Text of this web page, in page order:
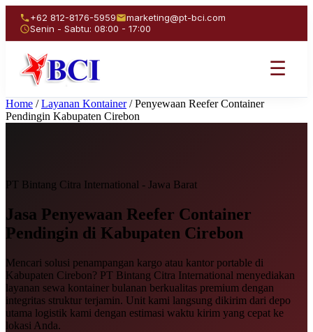
+62 812-8176-5959
marketing@pt-bci.com
Senin - Sabtu: 08:00 - 17:00
☰
Home / Layanan Kontainer / Penyewaan Reefer Container
Pendingin Kabupaten Cirebon
PT Bintang Citra International - Jawa Barat
Jasa Penyewaan Reefer Container
Pendingin di Kabupaten Cirebon
Mencari solusi penampangan kargo atau kantor portable di
Kabupaten Cirebon? PT Bintang Citra International menyediakan
layanan sewa kontainer bulanan berkualitas premium dengan
integritas struktur terjamin. Unit kami langsung dikirim dari depo
utama logistik kami dengan estimasi waktu kirim yang cepat ke
lokasi Anda.